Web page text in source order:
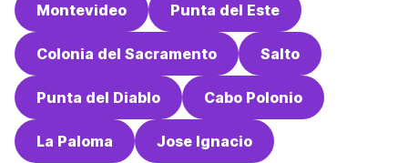
Montevideo Punta del Este
Colonia del Sacramento Salto
Punta del Diablo Cabo Polonio
La Paloma Jose Ignacio